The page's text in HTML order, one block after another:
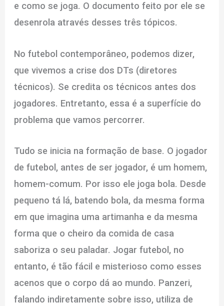
e como se joga. O documento feito por ele se
desenrola através desses três tópicos.
No futebol contemporâneo, podemos dizer,
que vivemos a crise dos DTs (diretores
técnicos). Se credita os técnicos antes dos
jogadores. Entretanto, essa é a superfície do
problema que vamos percorrer.
Tudo se inicia na formação de base. O jogador
de futebol, antes de ser jogador, é um homem,
homem-comum. Por isso ele joga bola. Desde
pequeno tá lá, batendo bola, da mesma forma
em que imagina uma artimanha e da mesma
forma que o cheiro da comida de casa
saboriza o seu paladar. Jogar futebol, no
entanto, é tão fácil e misterioso como esses
acenos que o corpo dá ao mundo. Panzeri,
falando indiretamente sobre isso, utiliza de